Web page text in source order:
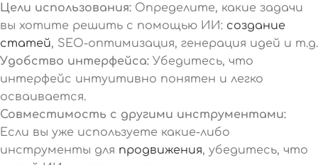
Цели использования: Определите, какие задачи
вы хотите решить с помощью ИИ: создание
статей, SEO-оптимизация, генерация идей и т.д.
Удобство интерфейса: Убедитесь, что
интерфейс интуитивно понятен и легко
осваивается.
Совместимость с другими инструментами:
Если вы уже используете какие-либо
инструменты для продвижения, убедитесь, что